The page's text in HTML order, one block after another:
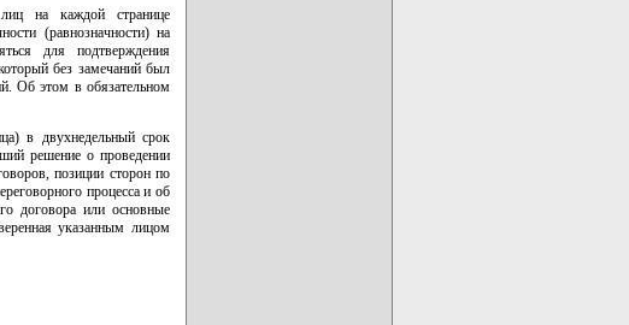
лиц на каждой странице
(равнозначности) на
для подтверждения
без замечаний был
Об этом в обязательном
в двухнедельный срок
решение о проведении
позиции сторон по
процесса и об
договора или основные
указанным лицом